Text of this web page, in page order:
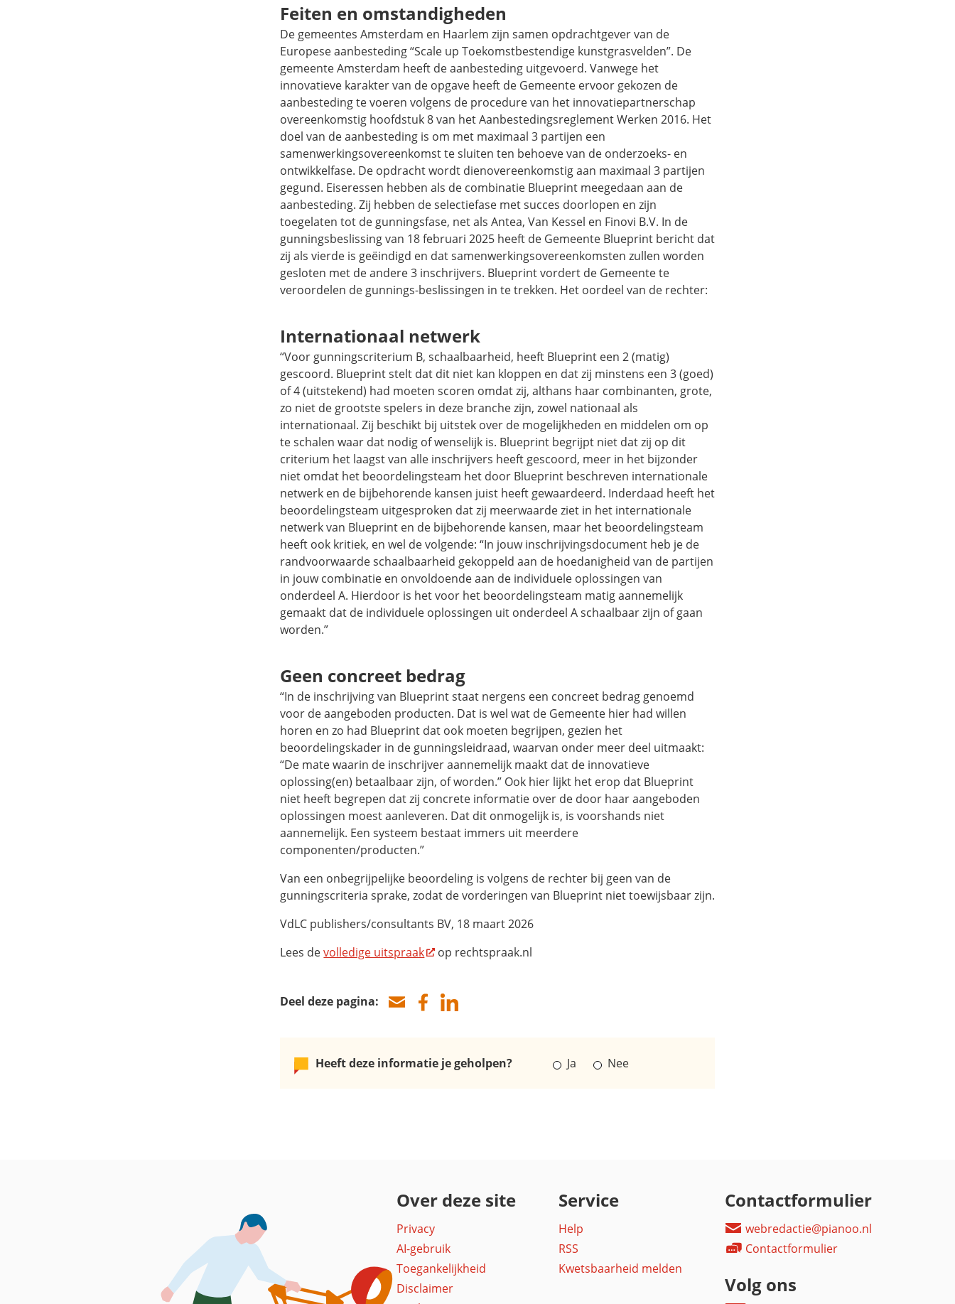
Feiten en omstandigheden
De gemeentes Amsterdam en Haarlem zijn samen opdrachtgever van de
Europese aanbesteding “Scale up Toekomstbestendige kunstgrasvelden”. De
gemeente Amsterdam heeft de aanbesteding uitgevoerd. Vanwege het
innovatieve karakter van de opgave heeft de Gemeente ervoor gekozen de
aanbesteding te voeren volgens de procedure van het innovatiepartnerschap
overeenkomstig hoofdstuk 8 van het Aanbestedingsreglement Werken 2016. Het
doel van de aanbesteding is om met maximaal 3 partijen een
samenwerkingsovereenkomst te sluiten ten behoeve van de onderzoeks- en
ontwikkelfase. De opdracht wordt dienovereenkomstig aan maximaal 3 partijen
gegund. Eiseressen hebben als de combinatie Blueprint meegedaan aan de
aanbesteding. Zij hebben de selectiefase met succes doorlopen en zijn
toegelaten tot de gunningsfase, net als Antea, Van Kessel en Finovi B.V. In de
gunningsbeslissing van 18 februari 2025 heeft de Gemeente Blueprint bericht dat
zij als vierde is geëindigd en dat samenwerkingsovereenkomsten zullen worden
gesloten met de andere 3 inschrijvers. Blueprint vordert de Gemeente te
veroordelen de gunnings-beslissingen in te trekken. Het oordeel van de rechter:
Internationaal netwerk
“Voor gunningscriterium B, schaalbaarheid, heeft Blueprint een 2 (matig)
gescoord. Blueprint stelt dat dit niet kan kloppen en dat zij minstens een 3 (goed)
of 4 (uitstekend) had moeten scoren omdat zij, althans haar combinanten, grote,
zo niet de grootste spelers in deze branche zijn, zowel nationaal als
internationaal. Zij beschikt bij uitstek over de mogelijkheden en middelen om op
te schalen waar dat nodig of wenselijk is. Blueprint begrijpt niet dat zij op dit
criterium het laagst van alle inschrijvers heeft gescoord, meer in het bijzonder
niet omdat het beoordelingsteam het door Blueprint beschreven internationale
netwerk en de bijbehorende kansen juist heeft gewaardeerd. Inderdaad heeft het
beoordelingsteam uitgesproken dat zij meerwaarde ziet in het internationale
netwerk van Blueprint en de bijbehorende kansen, maar het beoordelingsteam
heeft ook kritiek, en wel de volgende: “In jouw inschrijvingsdocument heb je de
randvoorwaarde schaalbaarheid gekoppeld aan de hoedanigheid van de partijen
in jouw combinatie en onvoldoende aan de individuele oplossingen van
onderdeel A. Hierdoor is het voor het beoordelingsteam matig aannemelijk
gemaakt dat de individuele oplossingen uit onderdeel A schaalbaar zijn of gaan
worden.”
Geen concreet bedrag
“In de inschrijving van Blueprint staat nergens een concreet bedrag genoemd
voor de aangeboden producten. Dat is wel wat de Gemeente hier had willen
horen en zo had Blueprint dat ook moeten begrijpen, gezien het
beoordelingskader in de gunningsleidraad, waarvan onder meer deel uitmaakt:
“De mate waarin de inschrijver aannemelijk maakt dat de innovatieve
oplossing(en) betaalbaar zijn, of worden.” Ook hier lijkt het erop dat Blueprint
niet heeft begrepen dat zij concrete informatie over de door haar aangeboden
oplossingen moest aanleveren. Dat dit onmogelijk is, is voorshands niet
aannemelijk. Een systeem bestaat immers uit meerdere
componenten/producten.”
Van een onbegrijpelijke beoordeling is volgens de rechter bij geen van de
gunningscriteria sprake, zodat de vorderingen van Blueprint niet toewijsbaar zijn.
VdLC publishers/consultants BV, 18 maart 2026
Lees devolledige uitspraak op rechtspraak.nl
Deel deze pagina:
Heeft deze informatie je geholpen? Ja Nee
Over deze site
Privacy
AI-gebruik
Toegankelijkheid
Disclaimer
Service
Help
RSS
Kwetsbaarheid melden
Contactformulier
webredactie@pianoo.nl
Contactformulier
Volg ons